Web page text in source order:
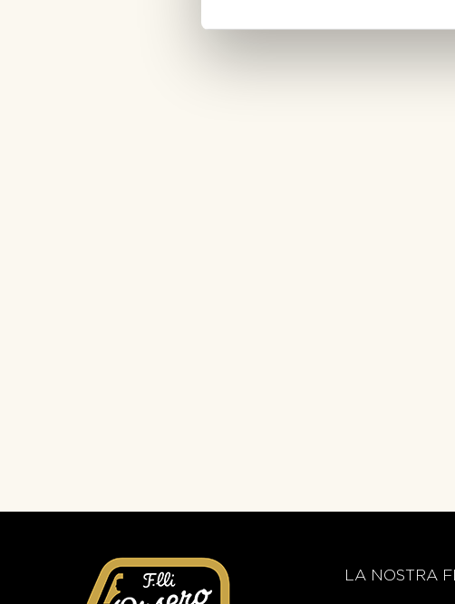
LA NOSTRA